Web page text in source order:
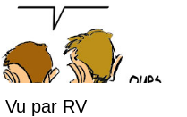
par RV